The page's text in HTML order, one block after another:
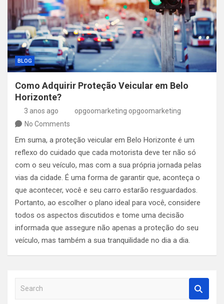
BLOG
Como Adquirir Proteção Veicular em Belo
Horizonte?
3 anos ago
opgoomarketing opgoomarketing
No Comments
Em suma, a proteção veicular em Belo Horizonte é um
reflexo do cuidado que cada motorista deve ter não só
com o seu veículo, mas com a sua própria jornada pelas
vias da cidade. É uma forma de garantir que, aconteça o
que acontecer, você e seu carro estarão resguardados.
Portanto, ao escolher o plano ideal para você, considere
todos os aspectos discutidos e tome uma decisão
informada que assegure não apenas a proteção do seu
veículo, mas também a sua tranquilidade no dia a dia.